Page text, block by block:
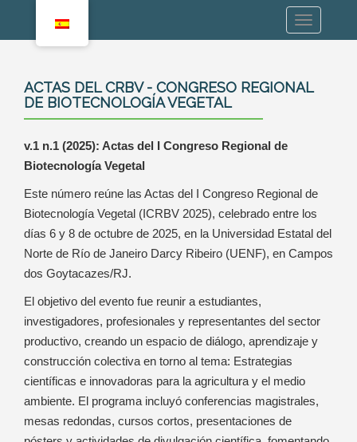
ACTAS DEL CRBV - CONGRESO REGIONAL
DE BIOTECNOLOGÍA VEGETAL
v.1 n.1 (2025): Actas del I Congreso Regional de
Biotecnología Vegetal
Este número reúne las Actas del I Congreso Regional de
Biotecnología Vegetal (ICRBV 2025), celebrado entre los
días 6 y 8 de octubre de 2025, en la Universidad Estatal del
Norte de Río de Janeiro Darcy Ribeiro (UENF), en Campos
dos Goytacazes/RJ.
El objetivo del evento fue reunir a estudiantes,
investigadores, profesionales y representantes del sector
productivo, creando un espacio de diálogo, aprendizaje y
construcción colectiva en torno al tema: Estrategias
científicas e innovadoras para la agricultura y el medio
ambiente. El programa incluyó conferencias magistrales,
mesas redondas, cursos cortos, presentaciones de